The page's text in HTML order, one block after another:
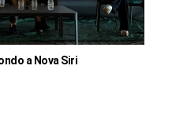
a Nova Siri